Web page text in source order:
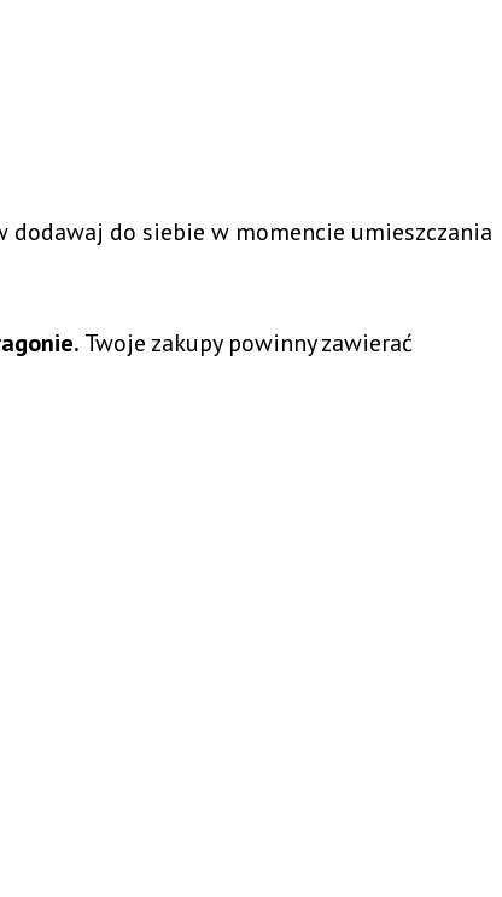
dodawaj do siebie w momencie umieszczania
Twoje zakupy powinny zawierać